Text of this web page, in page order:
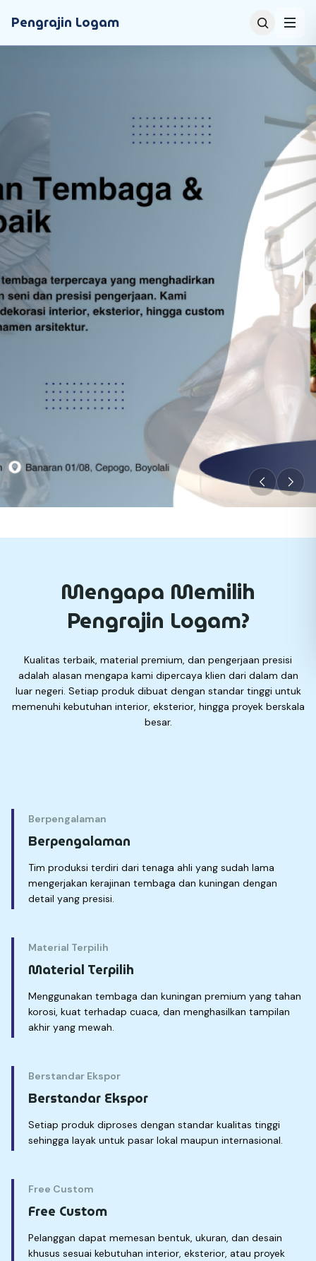
Pengrajin Logam
Mengapa Memilih
Pengrajin Logam?
Kualitas terbaik, material premium, dan pengerjaan presisi
adalah alasan mengapa kami dipercaya klien dari dalam dan
luar negeri. Setiap produk dibuat dengan standar tinggi untuk
memenuhi kebutuhan interior, eksterior, hingga proyek berskala
besar.
Keunggulan
Berpengalaman
Berpengalaman
Tim produksi terdiri dari tenaga ahli yang sudah lama
mengerjakan kerajinan tembaga dan kuningan dengan
detail yang presisi.
Material Terpilih
Material Terpilih
Menggunakan tembaga dan kuningan premium yang tahan
korosi, kuat terhadap cuaca, dan menghasilkan tampilan
akhir yang mewah.
Berstandar Ekspor
Berstandar Ekspor
Setiap produk diproses dengan standar kualitas tinggi
sehingga layak untuk pasar lokal maupun internasional.
Free Custom
Free Custom
Pelanggan dapat memesan bentuk, ukuran, dan desain
khusus sesuai kebutuhan interior, eksterior, atau proyek